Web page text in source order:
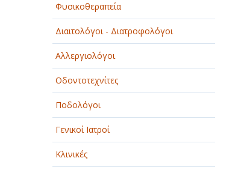
Φυσικοθεραπεία
Διαιτολόγοι - Διατροφολόγοι
Αλλεργιολόγοι
Οδοντοτεχνίτες
Ποδολόγοι
Γενικοί Ιατροί
Κλινικές